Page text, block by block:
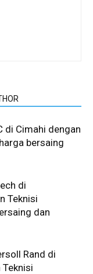
di Cimahi dengan
bersaing
di
Teknisi
dan
Rand di